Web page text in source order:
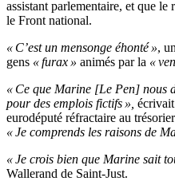
assistant parlementaire, et que
le Front national.
« C’est un mensonge éhonté »,
gens « furax » animés par la «
« Ce que Marine [Le Pen] nous
pour des emplois fictifs »,
eurodéputé réfractaire au
« Je comprends les raisons de
« Je crois bien que Marine sait
Wallerand de Saint-Just.